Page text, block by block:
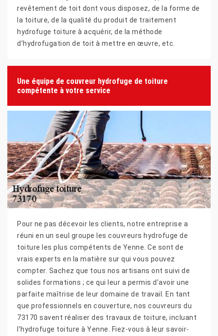
revêtement de toit dont vous disposez, de la forme de
la toiture, de la qualité du produit de traitement
hydrofuge toiture à acquérir, de la méthode
d’hydrofugation de toit à mettre en œuvre, etc.
Une équipe de couvreur hydrofuge de toiture
compétente à votre service
Pour ne pas décevoir les clients, notre entreprise a
réuni en un seul groupe les couvreurs hydrofuge de
toiture les plus compétents de Yenne. Ce sont de
vrais experts en la matière sur qui vous pouvez
compter. Sachez que tous nos artisans ont suivi de
solides formations ; ce qui leur a permis d’avoir une
parfaite maîtrise de leur domaine de travail. En tant
que professionnels en couverture, nos couvreurs du
73170 savent réaliser des travaux de toiture, incluant
l’hydrofuge toiture à Yenne. Fiez-vous à leur savoir-